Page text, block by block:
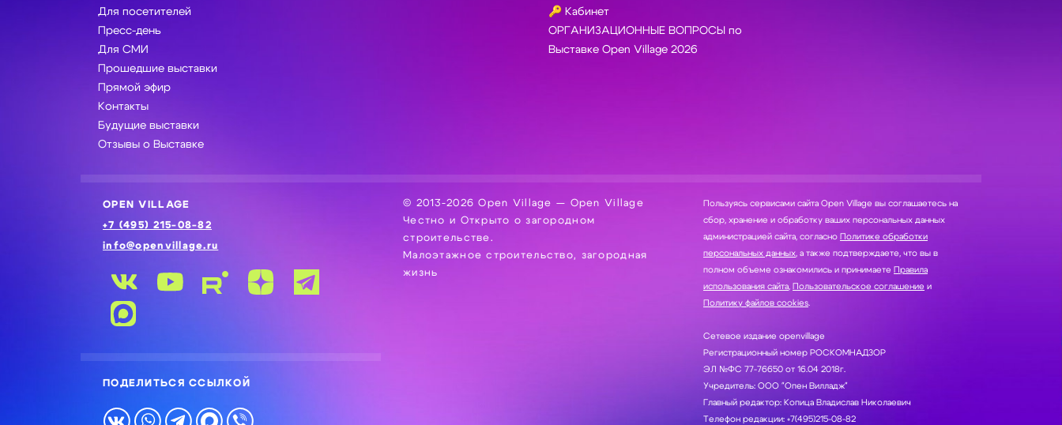
Для посетителей
Пресс-день
Для СМИ
Прошедшие выставки
Прямой эфир
Контакты
Будущие выставки
Отзывы о Выставке
🔑 Кабинет
ОРГАНИЗАЦИОННЫЕ ВОПРОСЫ по
Выставке Open Village 2026
OPEN VILLAGE
+7 (495) 215-08-82
info@openvillage.ru
ПОДЕЛИТЬСЯ ССЫЛКОЙ
© 2013-2026 Open Village — Open Village
Честно и Открыто о загородном
строительстве.
Малоэтажное строительство, загородная
жизнь
Пользуясь сервисами сайта Open Village вы соглашаетесь на
сбор, хранение и обработку ваших персональных данных
администрацией сайта, согласно Политике обработки
персональных данных , а также подтверждаете, что вы в
полном объеме ознакомились и принимаете Правила
использования сайта Пользовательское соглашение и
Политику файлов cookies.
Сетевое издание openvillage
Регистрационный номер РОСКОМНАДЗОР
ЭЛ №ФС 77-76650 от 16.04 2018г.
Учредитель: ООО "Опен Вилладж"
Главный редактор: Копица Владислав Николаевич
Телефон редакции: +7(495)215-08-82